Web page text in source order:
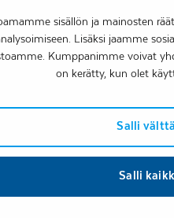
sisällön ja mainosten
Lisäksi jaamme
Kumppanimme voivat
on kerätty, kun olet
Salli
Salli